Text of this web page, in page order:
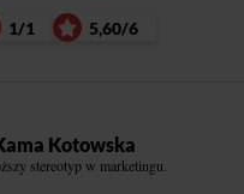
1/1 5,60/6
Kotowska
stereotyp w marketingu.